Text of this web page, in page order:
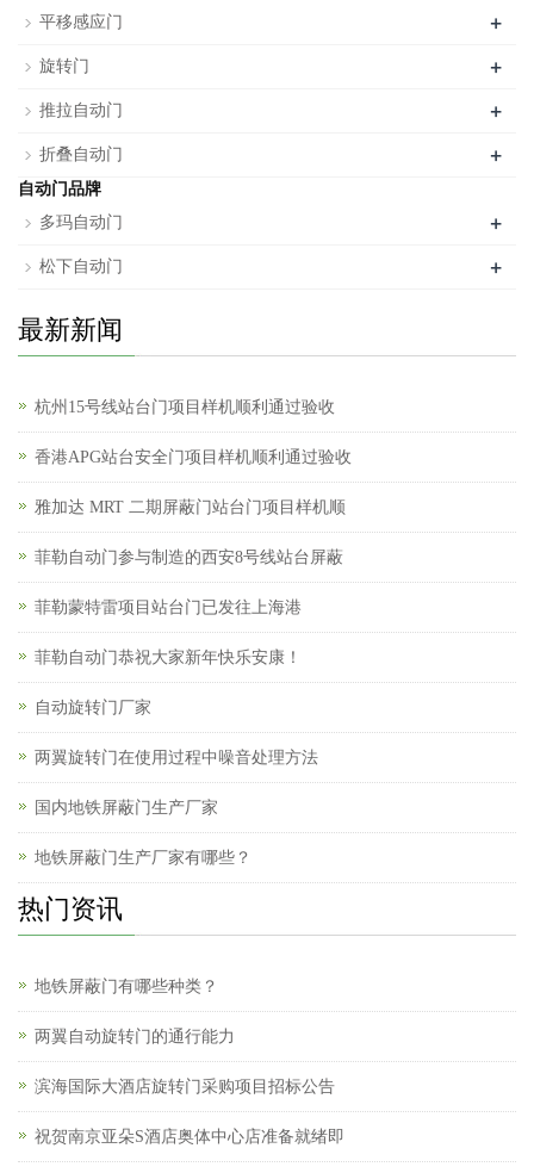
平移感应门
+
旋转门 +
推拉自动门 +
折叠自动门 +
自动门品牌
多玛自动门
+
松下自动门 +
最新新闻
杭州15号线站台门项目样机顺利通过验收
香港APG站台安全门项目样机顺利通过验收
雅加达 MRT 二期屏蔽门站台门项目样机顺
菲勒自动门参与制造的西安8号线站台屏蔽
菲勒蒙特雷项目站台门已发往上海港
菲勒自动门恭祝大家新年快乐安康！
自动旋转门厂家
两翼旋转门在使用过程中噪音处理方法
国内地铁屏蔽门生产厂家
地铁屏蔽门生产厂家有哪些？
热门资讯
地铁屏蔽门有哪些种类？
两翼自动旋转门的通行能力
滨海国际大酒店旋转门采购项目招标公告
祝贺南京亚朵S酒店奥体中心店准备就绪即